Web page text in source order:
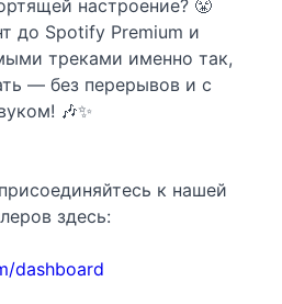
настроение? 😤
до Spotify Premium и
треками именно так,
— без перерывов и с
🎶✨
к нашей
здесь:
dashboard